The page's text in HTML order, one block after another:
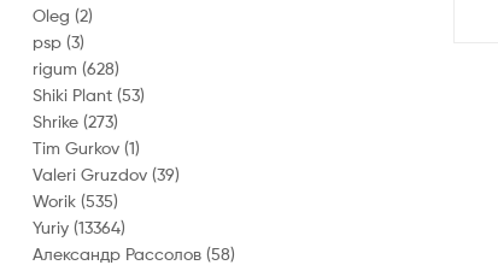
Oleg (2)
psp (3)
rigum (628)
Shiki Plant (53)
Shrike (273)
Tim Gurkov (1)
Valeri Gruzdov (39)
Worik (535)
Yuriy (13364)
Александр Рассолов (58)